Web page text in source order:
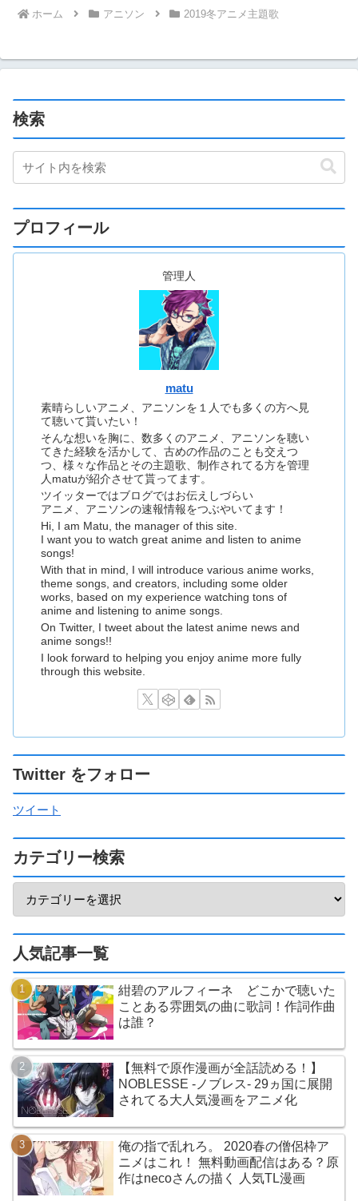
ホーム アニソン 2019冬アニメ主題歌
検索
プロフィール
管理人
matu
素晴らしいアニメ、アニソンを１人でも多くの方へ見
て聴いて貰いたい！
そんな想いを胸に、数多くのアニメ、アニソンを聴い
てきた経験を活かして、古めの作品のことも交えつ
つ、様々な作品とその主題歌、制作されてる方を管理
人matuが紹介させて貰ってます。
ツイッターではブログではお伝えしづらい
アニメ、アニソンの速報情報をつぶやいてます！
Hi, I am Matu, the manager of this site.
I want you to watch great anime and listen to anime
songs!
With that in mind, I will introduce various anime works,
theme songs, and creators, including some older
works, based on my experience watching tons of
anime and listening to anime songs.
On Twitter, I tweet about the latest anime news and
anime songs!!
I look forward to helping you enjoy anime more fully
through this website.
Twitter をフォロー
ツイート
カテゴリー検索
人気記事一覧
紺碧のアルフィーネ どこかで聴いた
ことある雰囲気の曲に歌詞！作詞作曲
は誰？
【無料で原作漫画が全話読める！】
NOBLESSE -ノブレス- 29ヵ国に展開
されてる大人気漫画をアニメ化
俺の指で乱れろ。 2020春の僧侶枠ア
ニメはこれ！ 無料動画配信はある？原
作はnecoさんの描く 人気TL漫画